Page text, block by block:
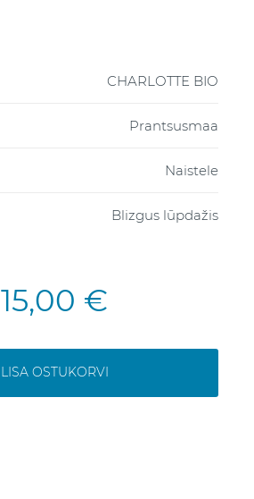
CHARLOTTE BIO
Prantsusmaa
Naistele
Blizgus lūpdažis
15,00 €
LISA OSTUKORVI